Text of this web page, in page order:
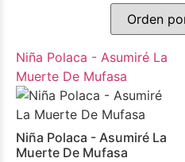
Niña Polaca - Asumiré La
Muerte De Mufasa
Niña Polaca - Asumiré La
Muerte De Mufasa